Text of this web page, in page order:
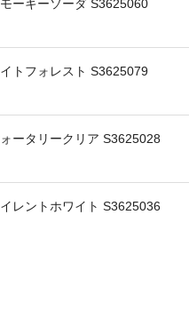
ーキーソーダ S3625060
トフォレスト S3625079
ータリークリア S3625028
レントホワイト S3625036